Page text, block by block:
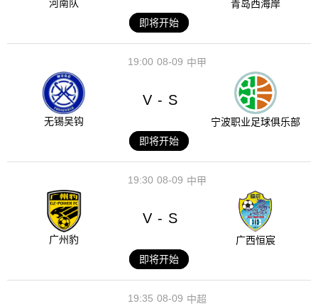
河南队
青岛西海岸
即将开始
08-09
19:00 中甲
无锡吴钩
V - S
宁波职业足球俱乐部
即将开始
08-09
19:30 中甲
广州豹
V - S
广西恒宸
即将开始
08-09
19:35 中超